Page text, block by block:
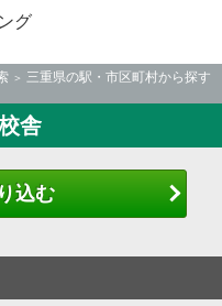
グ
三重県の駅・市区町村から探す
舎
込む